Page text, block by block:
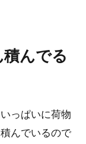
んでる
っぱいに荷物
んでいるので